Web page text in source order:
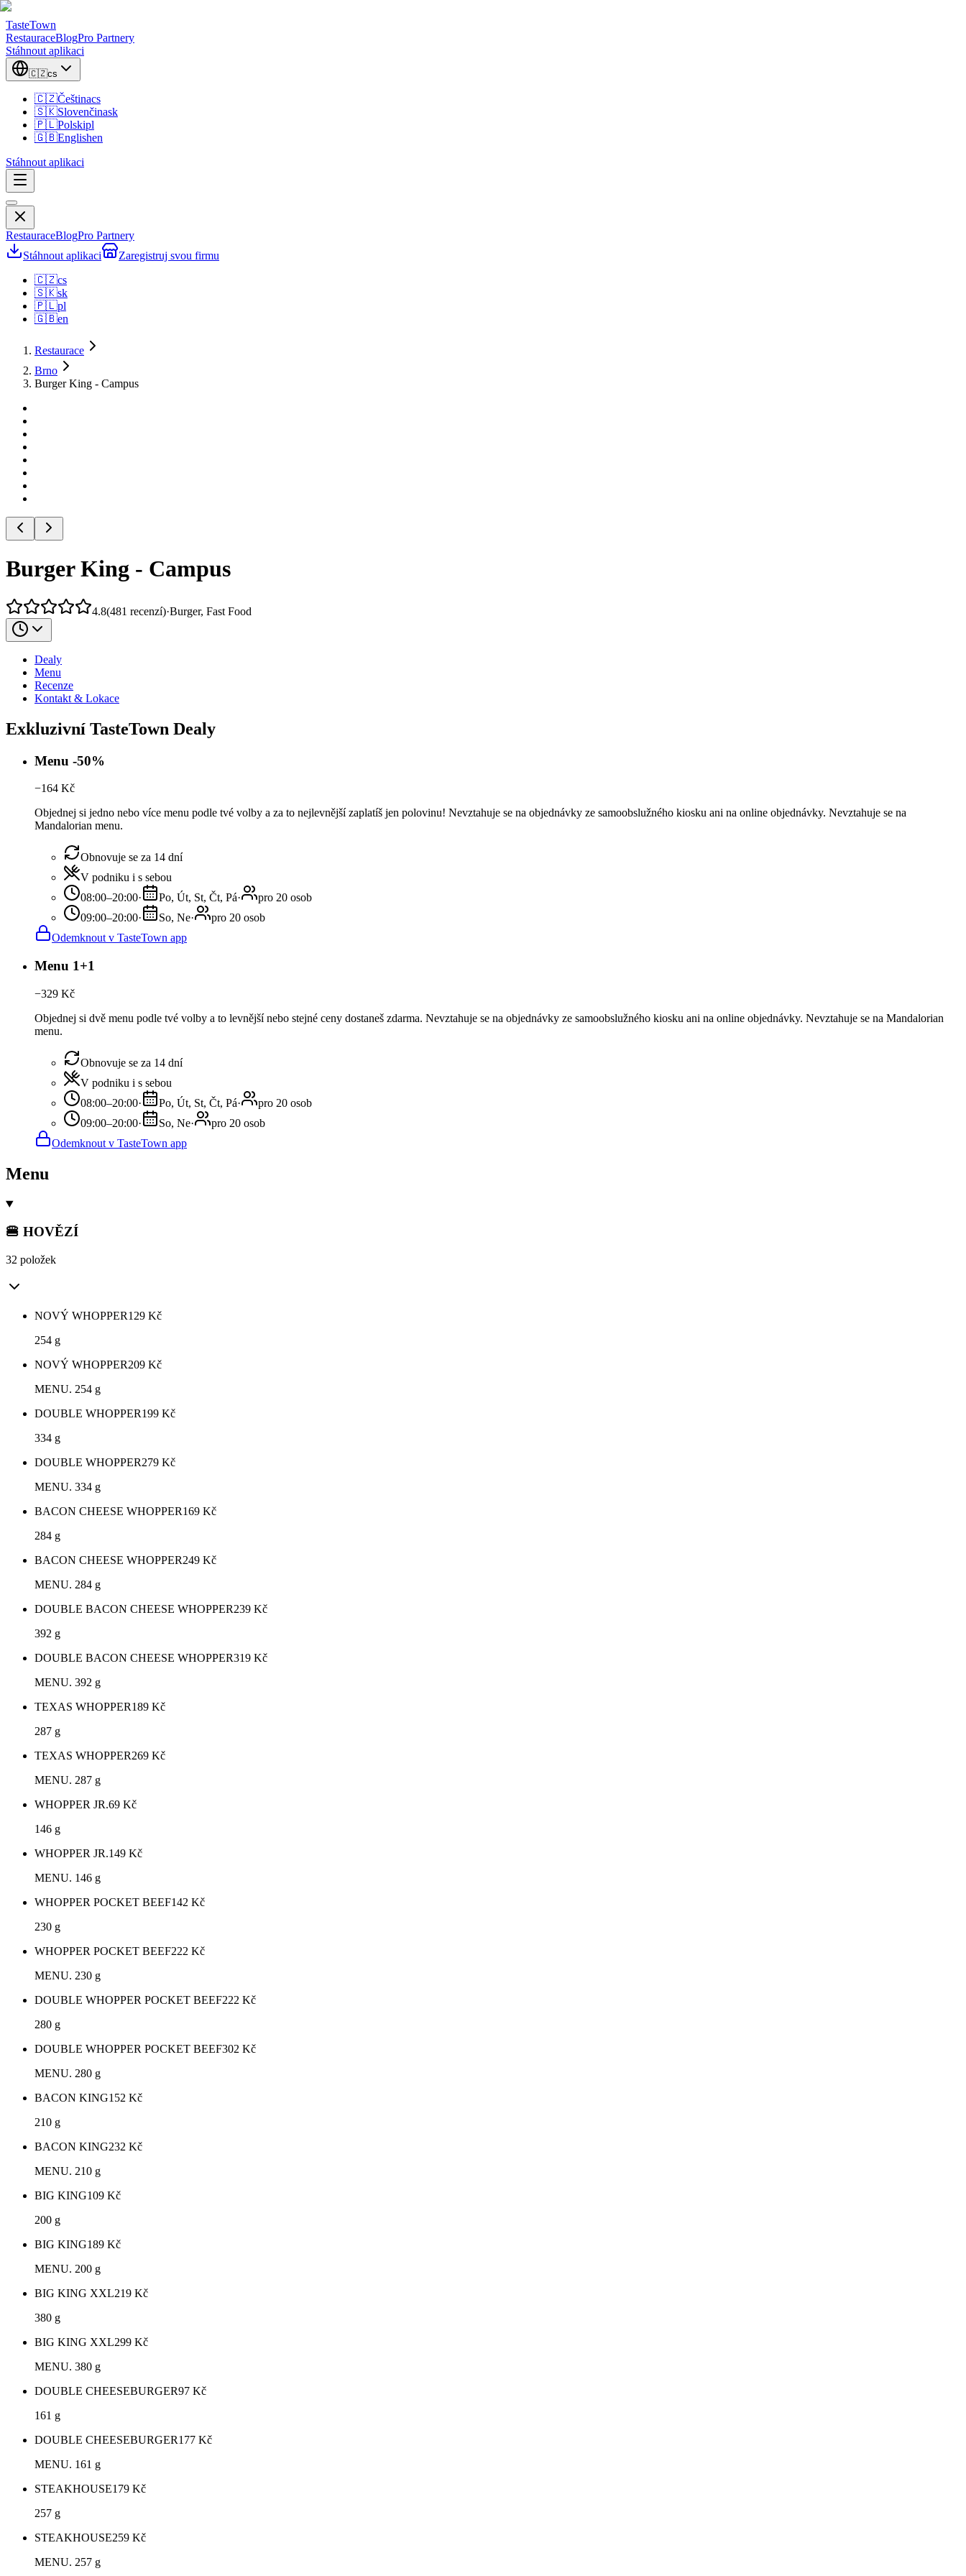
TasteTown
RestauraceBlogPro Partnery
Stáhnout aplikaci
🇨🇿cs
🇨🇿Češtinacs
🇸🇰Slovenčinask
🇵🇱Polskipl
🇬🇧Englishen
Stáhnout aplikaci
RestauraceBlogPro Partnery
Stáhnout aplikaci
Zaregistruj svou firmu
🇨🇿cs
🇸🇰sk
🇵🇱pl
🇬🇧en
Restaurace
Brno
Burger King - Campus
Burger King - Campus
4.8(481 recenzí)·Burger, Fast Food
Dealy
Menu
Recenze
Kontakt & Lokace
Exkluzivní TasteTown Dealy
Menu -50%
−164 Kč
Objednej si jedno nebo více menu podle tvé volby a za to nejlevnější zaplatíš jen polovinu! Nevztahuje se na objednávky ze samoobslužného kiosku ani na online objednávky. Nevztahuje se na
Mandalorian menu.
Obnovuje se za 14 dní
V podniku i s sebou
08:00–20:00· Po, Út, St, Čt, Pá·
pro 20 osob
09:00–20:00· So, Ne·
pro 20 osob
Odemknout v TasteTown app
Menu 1+1
−329 Kč
Objednej si dvě menu podle tvé volby a to levnější nebo stejné ceny dostaneš zdarma. Nevztahuje se na objednávky ze samoobslužného kiosku ani na online objednávky. Nevztahuje se na Mandalorian
menu.
Obnovuje se za 14 dní
V podniku i s sebou
08:00–20:00· Po, Út, St, Čt, Pá·
pro 20 osob
09:00–20:00· So, Ne·
pro 20 osob
Odemknout v TasteTown app
Menu
🍔 HOVĚZÍ
32 položek
NOVÝ WHOPPER129 Kč
254 g
NOVÝ WHOPPER209 Kč
MENU. 254 g
DOUBLE WHOPPER199 Kč
334 g
DOUBLE WHOPPER279 Kč
MENU. 334 g
BACON CHEESE WHOPPER169 Kč
284 g
BACON CHEESE WHOPPER249 Kč
MENU. 284 g
DOUBLE BACON CHEESE WHOPPER239 Kč
392 g
DOUBLE BACON CHEESE WHOPPER319 Kč
MENU. 392 g
TEXAS WHOPPER189 Kč
287 g
TEXAS WHOPPER269 Kč
MENU. 287 g
WHOPPER JR.69 Kč
146 g
WHOPPER JR.149 Kč
MENU. 146 g
WHOPPER POCKET BEEF142 Kč
230 g
WHOPPER POCKET BEEF222 Kč
MENU. 230 g
DOUBLE WHOPPER POCKET BEEF222 Kč
280 g
DOUBLE WHOPPER POCKET BEEF302 Kč
MENU. 280 g
BACON KING152 Kč
210 g
BACON KING232 Kč
MENU. 210 g
BIG KING109 Kč
200 g
BIG KING189 Kč
MENU. 200 g
BIG KING XXL219 Kč
380 g
BIG KING XXL299 Kč
MENU. 380 g
DOUBLE CHEESEBURGER97 Kč
161 g
DOUBLE CHEESEBURGER177 Kč
MENU. 161 g
STEAKHOUSE179 Kč
257 g
STEAKHOUSE259 Kč
MENU. 257 g